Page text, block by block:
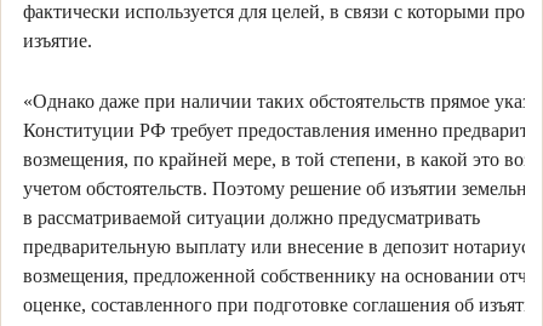
фактически используется для целей, в связи с которыми
изъятие.
«Однако даже при наличии таких обстоятельств прямое
Конституции РФ требует предоставления именно
возмещения, по крайней мере, в той степени, в какой это
учетом обстоятельств. Поэтому решение об изъятии
в рассматриваемой ситуации должно предусматривать
предварительную выплату или внесение в депозит
возмещения, предложенной собственнику на основании
оценке, составленного при подготовке соглашения об